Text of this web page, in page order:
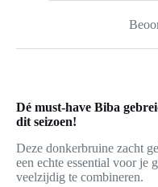
Dé must-have Biba
dit seizoen!
Deze donkerbruine zacht
een echte essential voor je
veelzijdig te combineren.